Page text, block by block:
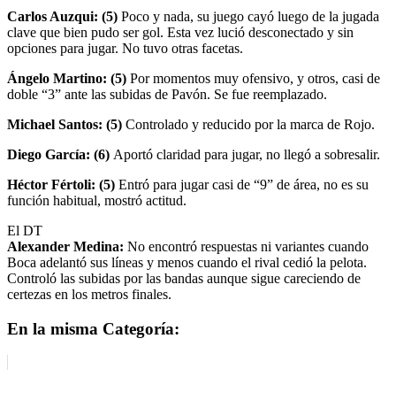
Carlos Auzqui: (5) Poco y nada, su juego cayó luego de la jugada
clave que bien pudo ser gol. Esta vez lució desconectado y sin
opciones para jugar. No tuvo otras facetas.
Ángelo Martino: (5) Por momentos muy ofensivo, y otros, casi de
doble “3” ante las subidas de Pavón. Se fue reemplazado.
Michael Santos: (5) Controlado y reducido por la marca de Rojo.
Diego García: (6) Aportó claridad para jugar, no llegó a sobresalir.
Héctor Fértoli: (5) Entró para jugar casi de “9” de área, no es su
función habitual, mostró actitud.
El DT
Alexander Medina: No encontró respuestas ni variantes cuando
Boca adelantó sus líneas y menos cuando el rival cedió la pelota.
Controló las subidas por las bandas aunque sigue careciendo de
certezas en los metros finales.
En la misma Categoría: